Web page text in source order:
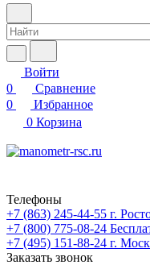
Войти
0
Сравнение
0
Избранное
0 Корзина
Телефоны
+7 (863) 245-44-55 г.
+7 (800) 775-08-24
+7 (495) 151-88-24 г.
Заказать звонок